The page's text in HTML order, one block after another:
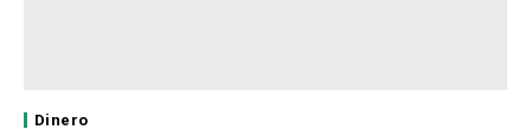
Dinero